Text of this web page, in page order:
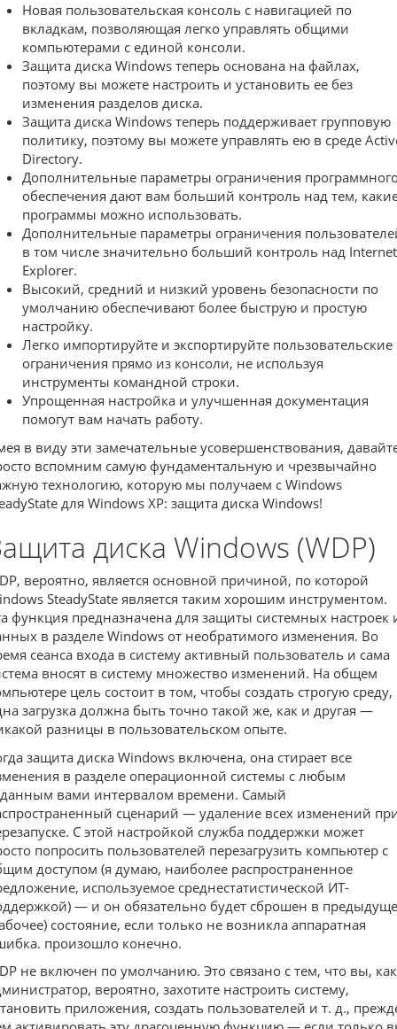
Новая пользовательская консоль с навигацией по
вкладкам, позволяющая легко управлять общими
компьютерами с единой консоли.
Защита диска Windows теперь основана на файлах,
поэтому вы можете настроить и установить ее без
изменения разделов диска.
Защита диска Windows теперь поддерживает групповую
политику, поэтому вы можете управлять ею в среде
Directory.
Дополнительные параметры ограничения
обеспечения дают вам больший контроль над тем,
программы можно использовать.
Дополнительные параметры ограничения
в том числе значительно больший контроль над Internet
Explorer.
Высокий, средний и низкий уровень безопасности по
умолчанию обеспечивают более быструю и простую
настройку.
Легко импортируйте и экспортируйте пользовательские
ограничения прямо из консоли, не используя
инструменты командной строки.
Упрощенная настройка и улучшенная документация
помогут вам начать работу.
в виду эти замечательные усовершенствования,
вспомним самую фундаментальную и чрезвычайно
технологию, которую мы получаем с Windows
для Windows XP: защита диска Windows!
диска Windows (WDP)
вероятно, является основной причиной, по которой
SteadyState является таким хорошим инструментом.
функция предназначена для защиты системных настроек
в разделе Windows от необратимого изменения. Во
сеанса входа в систему активный пользователь и сама
вносят в систему множество изменений. На общем
цель состоит в том, чтобы создать строгую среду,
загрузка должна быть точно такой же, как и другая —
разницы в пользовательском опыте.
защита диска Windows включена, она стирает все
в разделе операционной системы с любым
вами интервалом времени. Самый
сценарий — удаление всех изменений
С этой настройкой служба поддержки может
попросить пользователей перезагрузить компьютер с
доступом (я думаю, наиболее распространенное
используемое среднестатистической ИТ-
— и он обязательно будет сброшен в
состояние, если только не возникла аппаратная
произошло конечно.
не включен по умолчанию. Это связано с тем, что вы, как
вероятно, захотите настроить систему,
приложения, создать пользователей и т. д.,